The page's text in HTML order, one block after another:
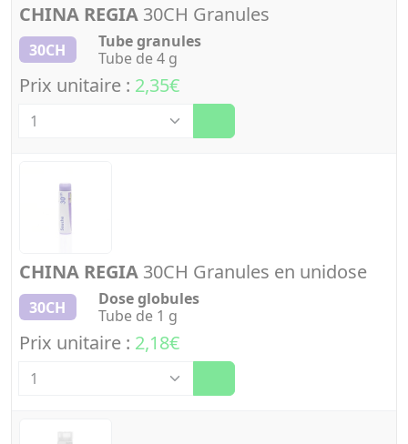
CHINA REGIA 30CH Granules
30CH
Tube granules
Tube de 4 g
Prix unitaire : 2,35€
CHINA REGIA 30CH Granules en unidose
30CH
Dose globules
Tube de 1 g
Prix unitaire : 2,18€